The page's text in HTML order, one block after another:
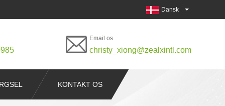
Dansk
Email os
christy_xiong@zealxintl.com
KONTAKT OS